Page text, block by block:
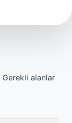
Gerekli alanlar